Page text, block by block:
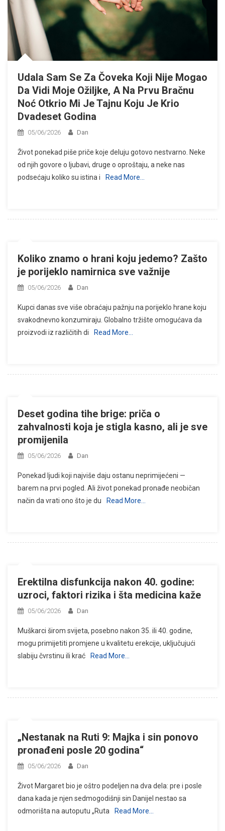
Udala Sam Se Za Čoveka Koji Nije Mogao
Da Vidi Moje Ožiljke, A Na Prvu Bračnu
Noć Otkrio Mi Je Tajnu Koju Je Krio
Dvadeset Godina
05/06/2026 Dan
Život ponekad piše priče koje deluju gotovo nestvarno. Neke
od njih govore o ljubavi, druge o oproštaju, a neke nas
podsećaju koliko su istina i
Read More…
Koliko znamo o hrani koju jedemo? Zašto
je porijeklo namirnica sve važnije
05/06/2026 Dan
Kupci danas sve više obraćaju pažnju na porijeklo hrane koju
svakodnevno konzumiraju. Globalno tržište omogućava da
proizvodi iz različitih di
Read More…
Deset godina tihe brige: priča o
zahvalnosti koja je stigla kasno, ali je sve
promijenila
05/06/2026 Dan
Ponekad ljudi koji najviše daju ostanu neprimijećeni —
barem na prvi pogled. Ali život ponekad pronađe neobičan
način da vrati ono što je du
Read More…
Erektilna disfunkcija nakon 40. godine:
uzroci, faktori rizika i šta medicina kaže
05/06/2026 Dan
Muškarci širom svijeta, posebno nakon 35. ili 40. godine,
mogu primijetiti promjene u kvalitetu erekcije, uključujući
slabiju čvrstinu ili krać
Read More…
„Nestanak na Ruti 9: Majka i sin ponovo
pronađeni posle 20 godina“
05/06/2026 Dan
Život Margaret bio je oštro podeljen na dva dela: pre i posle
dana kada je njen sedmogodišnji sin Danijel nestao sa
odmorišta na autoputu „Ruta
Read More…